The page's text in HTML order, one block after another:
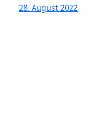
28. August 2022